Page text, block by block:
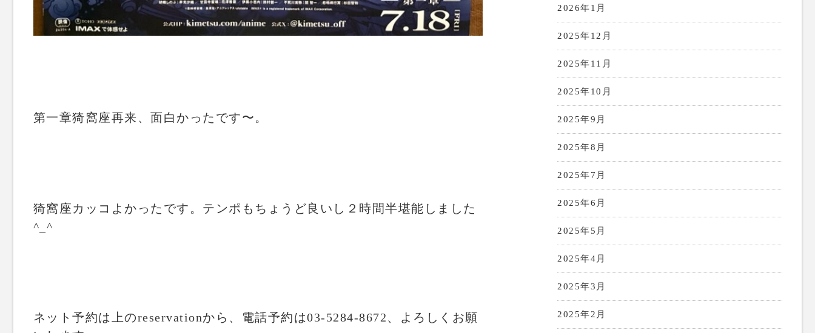
第一章猗窩座再来、面白かったです〜。
猗窩座カッコよかったです。テンポもちょうど良いし２時間半堪能しました
^_^
ネット予約は上のreservationから、電話予約は03-5284-8672、よろしくお願
2026年1月
2025年12月
2025年11月
2025年10月
2025年9月
2025年8月
2025年7月
2025年6月
2025年5月
2025年4月
2025年3月
2025年2月